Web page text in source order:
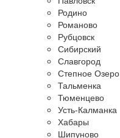
Родино
Романово
Рубцовск
Сибирский
Славгород
Степное Озеро
Тальменка
Тюменцево
Усть-Калманка
Хабары
Шипуново